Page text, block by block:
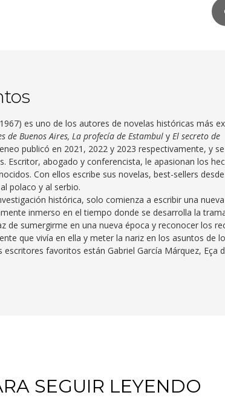
es uno de los autores de novelas históricas más
de Buenos Aires, La profecía de Estambul yEl secreto de
publicó en 2021, 2022 y 2023 respectivamente, y se
Escritor, abogado y conferencista, le apasionan los
Con ellos escribe sus novelas, best-sellers
polaco y al serbio.
histórica, solo comienza a escribir una nueva
inmerso en el tiempo donde se desarrolla la
de sumergirme en una nueva época y reconocer los
que vivía en ella y meter la nariz en los asuntos de
favoritos están Gabriel García Márquez, Eça
SEGUIR LEYENDO